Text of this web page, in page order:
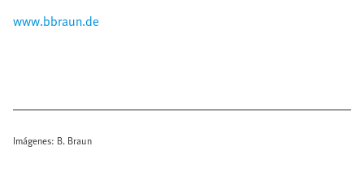
www.bbraun.de
Imágenes: B. Braun